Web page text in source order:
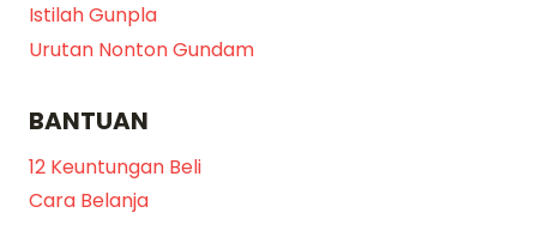
Istilah Gunpla
Urutan Nonton Gundam
BANTUAN
12 Keuntungan Beli
Cara Belanja